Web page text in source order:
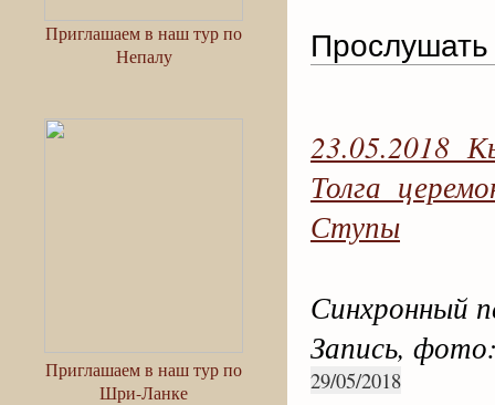
Приглашаем в наш тур по
Непалу
Приглашаем в наш тур по
Шри-Ланке
Прослушать
23.05.2018
Толга
Ступы
Синхронный
Запись,
29/05/2018